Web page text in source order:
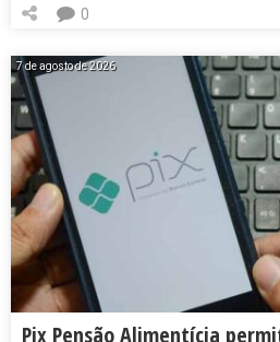
0
7 de agosto de 2026
Pix Pensão Alimentícia